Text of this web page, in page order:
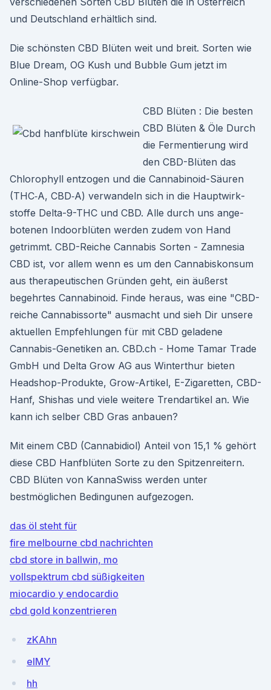
und Deutschland erhältlich sind.
Die schönsten CBD Blüten weit und breit. Sorten wie
Blue Dream, OG Kush und Bubble Gum jetzt im
Online-Shop verfügbar.
CBD Blüten : Die besten
CBD Blüten & Öle Durch
die Fer­men­tierung wird
den CBD-Blüten das
Chloro­phyll ent­zo­gen und die Cannabi­noid-Säuren
(THC‑A, CBD‑A) ver­wan­deln sich in die Hauptwirk­
stoffe Delta-9-THC und CBD. Alle durch uns ange­
bote­nen Indoor­blüten wer­den zudem von Hand
getrimmt. CBD-Reiche Cannabis Sorten - Zamnesia
CBD ist, vor allem wenn es um den Cannabiskonsum
aus therapeutischen Gründen geht, ein äußerst
begehrtes Cannabinoid. Finde heraus, was eine "CBD-
reiche Cannabissorte" ausmacht und sieh Dir unsere
aktuellen Empfehlungen für mit CBD geladene
Cannabis-Genetiken an. CBD.ch - Home Tamar Trade
GmbH und Delta Grow AG aus Winterthur bieten
Headshop-Produkte, Grow-Artikel, E-Zigaretten, CBD-
Hanf, Shishas und viele weitere Trendartikel an. Wie
kann ich selber CBD Gras anbauen?
Mit einem CBD (Cannabidiol) Anteil von 15,1 % gehört
diese CBD Hanfblüten Sorte zu den Spitzenreitern.
CBD Blüten von KannaSwiss werden unter
bestmöglichen Bedingunen aufgezogen.
das öl steht für
fire melbourne cbd nachrichten
cbd store in ballwin, mo
vollspektrum cbd süßigkeiten
miocardio y endocardio
cbd gold konzentrieren
zKAhn
eIMY
hh